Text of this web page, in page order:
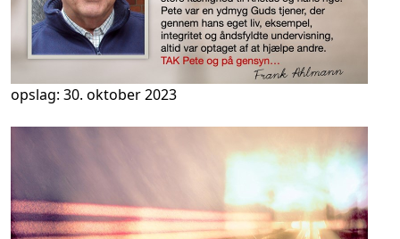
opslag: 30. oktober 2023